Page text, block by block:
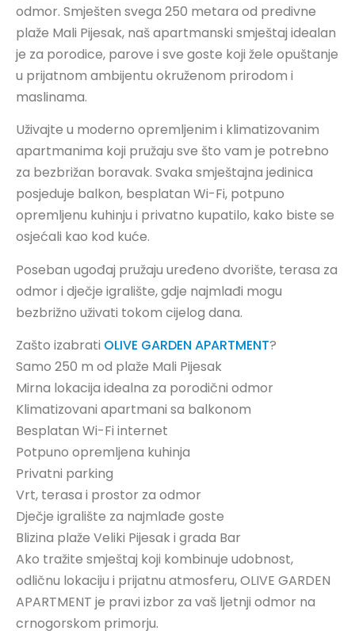
odmor. Smješten svega 250 metara od predivne
plaže Mali Pijesak, naš apartmanski smještaj idealan
je za porodice, parove i sve goste koji žele opuštanje
u prijatnom ambijentu okruženom prirodom i
maslinama.
Uživajte u moderno opremljenim i klimatizovanim
apartmanima koji pružaju sve što vam je potrebno
za bezbrižan boravak. Svaka smještajna jedinica
posjeduje balkon, besplatan Wi-Fi, potpuno
opremljenu kuhinju i privatno kupatilo, kako biste se
osjećali kao kod kuće.
Poseban ugođaj pružaju uređeno dvorište, terasa za
odmor i dječje igralište, gdje najmlađi mogu
bezbrižno uživati tokom cijelog dana.
Zašto izabrati OLIVE GARDEN APARTMENT?
Samo 250 m od plaže Mali Pijesak
Mirna lokacija idealna za porodični odmor
Klimatizovani apartmani sa balkonom
Besplatan Wi-Fi internet
Potpuno opremljena kuhinja
Privatni parking
Vrt, terasa i prostor za odmor
Dječje igralište za najmlađe goste
Blizina plaže Veliki Pijesak i grada Bar
Ako tražite smještaj koji kombinuje udobnost,
odličnu lokaciju i prijatnu atmosferu, OLIVE GARDEN
APARTMENT je pravi izbor za vaš ljetnji odmor na
crnogorskom primorju.